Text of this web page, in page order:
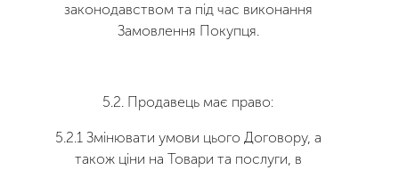
законодавством та під час виконання
Замовлення Покупця.
5.2. Продавець має право:
5.2.1 Змінювати умови цього Договору, а
також ціни на Товари та послуги, в